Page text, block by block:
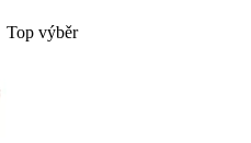
Top výběr